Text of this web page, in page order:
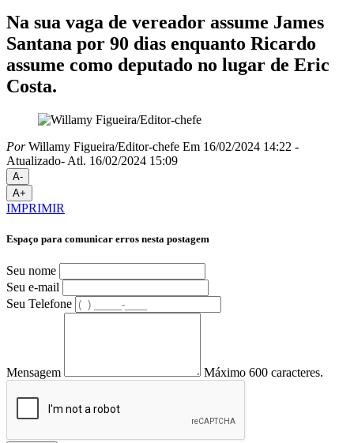
Na sua vaga de vereador assume James
Santana por 90 dias enquanto Ricardo
assume como deputado no lugar de Eric
Costa.
PorWillamy Figueira/Editor-chefe Em 16/02/2024 14:22 -
Atualizado- Atl. 16/02/2024 15:09
A-
A+
IMPRIMIR
Espaço para comunicar erros nesta postagem
Seu nome
Seu e-mail
Seu Telefone
Mensagem Máximo 600 caracteres.